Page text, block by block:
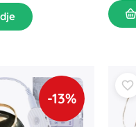
-13%